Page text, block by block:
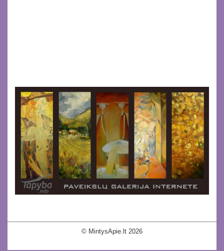
© MintysApie.lt 2026